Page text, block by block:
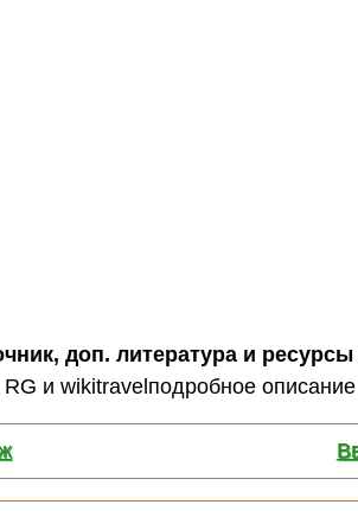
доп. литература и
и wikitravelподробное